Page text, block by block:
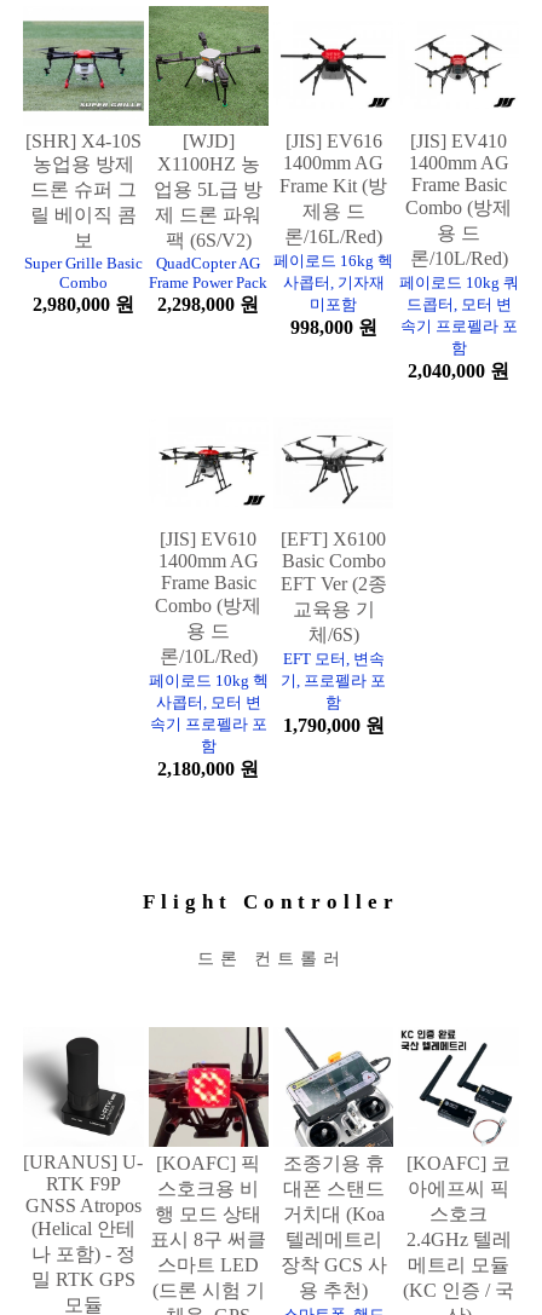
[SHR] X4-10S
농업용 방제
드론 슈퍼 그
릴 베이직 콤
보
Super Grille Basic
Combo
2,980,000 원
[WJD]
X1100HZ 농
업용 5L급 방
제 드론 파워
팩 (6S/V2)
QuadCopter AG
Frame Power Pack
2,298,000 원
[JIS] EV616
1400mm AG
Frame Kit (방
제용 드
론/16L/Red)
페이로드 16kg 헥
사콥터, 기자재
미포함
998,000 원
[JIS] EV410
1400mm AG
Frame Basic
Combo (방제
용 드
론/10L/Red)
페이로드 10kg 쿼
드콥터, 모터 변
속기 프로펠라 포
함
2,040,000 원
[JIS] EV610
1400mm AG
Frame Basic
Combo (방제
용 드
론/10L/Red)
페이로드 10kg 헥
사콥터, 모터 변
속기 프로펠라 포
함
2,180,000 원
[EFT] X6100
Basic Combo
EFT Ver (2종
교육용 기
체/6S)
EFT 모터, 변속
기, 프로펠라 포
함
1,790,000 원
Flight Controller
드론 컨트롤러
[URANUS] U-
RTK F9P
GNSS Atropos
(Helical 안테
나 포함) - 정
밀 RTK GPS
모듈
[KOAFC] 픽
스호크용 비
행 모드 상태
표시 8구 써클
스마트 LED
(드론 시험 기
조종기용 휴
대폰 스탠드
거치대 (Koa
텔레메트리
장착 GCS 사
용 추천)
[KOAFC] 코
아에프씨 픽
스호크
2.4GHz 텔레
메트리 모듈
(KC 인증 / 국